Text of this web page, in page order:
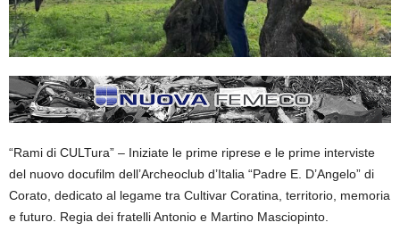
“Rami di CULTura” – Iniziate le prime riprese e le prime interviste
del nuovo docufilm dell’Archeoclub d’Italia “Padre E. D’Angelo” di
Corato dedicato al legame tra Cultivar Coratina, territorio, memoria
e futuro Regia dei fratelli Antonio e Martino Masciopinto